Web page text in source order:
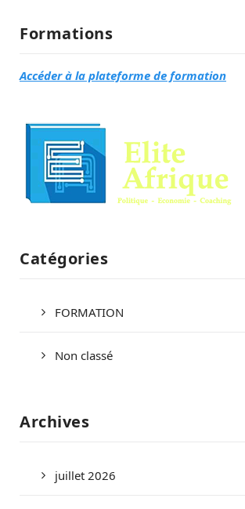
Formations
Accéder à la plateforme de formation
Catégories
FORMATION
Non classé
Archives
juillet 2026